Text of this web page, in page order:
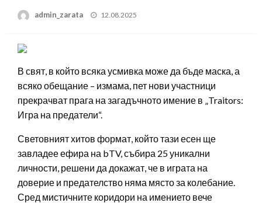
admin_zarata
Posted
12.08.2025
В свят, в който всяка усмивка може да бъде маска, а
всяко обещание – измама, пет нови участници
прекрачват прага на загадъчното имение в „Traitors:
Игра на предатели“.
Световният хитов формат, който тази есен ще
завладее ефира на bTV, събира 25 уникални
личности, решени да докажат, че в играта на
доверие и предателство няма място за колебание.
Сред мистичните коридори на имението вече